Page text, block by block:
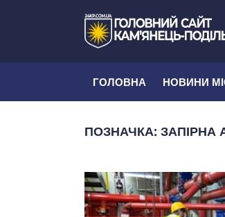
ГОЛОВНА НОВИНИ
ПОЗНАЧКА: ЗАПІРНА